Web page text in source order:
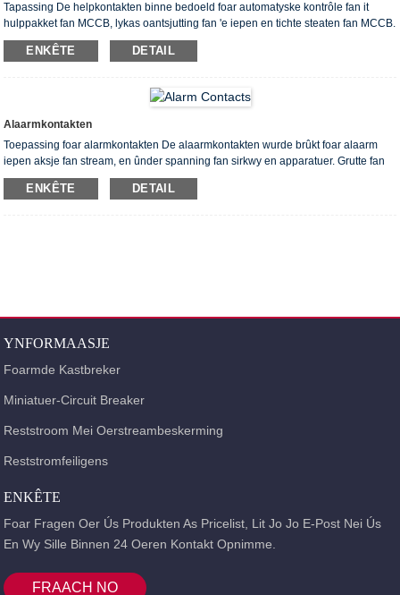
Tapassing De helpkontakten binne bedoeld foar automatyske kontrôle fan it
hulppakket fan MCCB, lykas oantsjutting fan 'e iepen en tichte steaten fan MCCB.
Hulpkontakten Grutte 1N / O en 1N / C 2N / O en2N / C 4N / O en 4N / C
Bedradingsdiagram fan helpkontakten Tastân MCCB Tastân helpkontakten
wurde levere Foar Inm = 63A-225A 2 set helpkontakten, mar 4 sets ...
ENKÊTE DETAIL
Alaarmkontakten
Toepassing foar alarmkontakten De alaarmkontakten wurde brûkt foar alaarm
iepen aksje fan stream, en ûnder spanning fan sirkwy en apparatuer. Grutte fan
alaarmkontakten: 1N / O en 1N / C Bedradingsdiagram fan helpkontakten: Tastân
fan MCCB Tastân fan alarmkontaktdiagram fan bedrading Slute posysje Iepen
ENKÊTE DETAIL
YNFORMAASJE
Foarmde Kastbreker
Miniatuer-Circuit Breaker
Reststroom Mei Oerstreambeskerming
Reststromfeiligens
ENKÊTE
Foar Fragen Oer Ús Produkten As Pricelist, Lit Jo Jo E-Post Nei Ús
En Wy Sille Binnen 24 Oeren Kontakt Opnimme.
FRAACH NO